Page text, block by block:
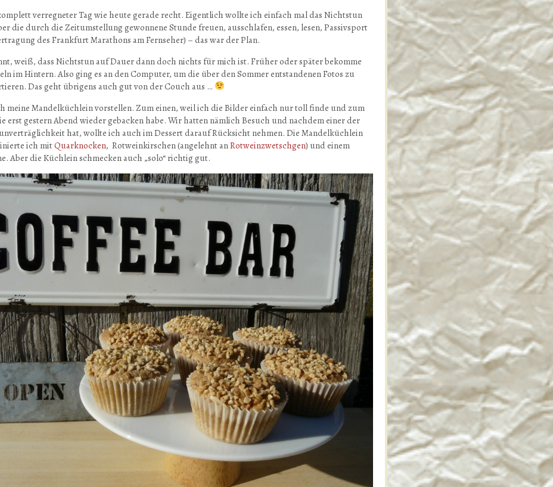
verregneter Tag wie heute gerade recht. Eigentlich wollte ich einfach mal das Nichtstun
die durch die Zeitumstellung gewonnene Stunde freuen, ausschlafen, essen, lesen, Passivsport
des Frankfurt Marathons am Fernseher) – das war der Plan.
weiß, dass Nichtstun auf Dauer dann doch nichts für mich ist. Früher oder später bekomme
im Hintern. Also ging es an den Computer, um die über den Sommer entstandenen Fotos zu
Das geht übrigens auch gut von der Couch aus …
meine Mandelküchlein vorstellen. Zum einen, weil ich die Bilder einfach nur toll finde und zum
erst gestern Abend wieder gebacken habe. Wir hatten nämlich Besuch und nachdem einer der
hat, wollte ich auch im Dessert darauf Rücksicht nehmen. Die Mandelküchlein
ich mitQuarknocken, Rotweinkirschen (angelehnt anRotweinzwetschgen) und einem
Aber die Küchlein schmecken auch „solo“ richtig gut.